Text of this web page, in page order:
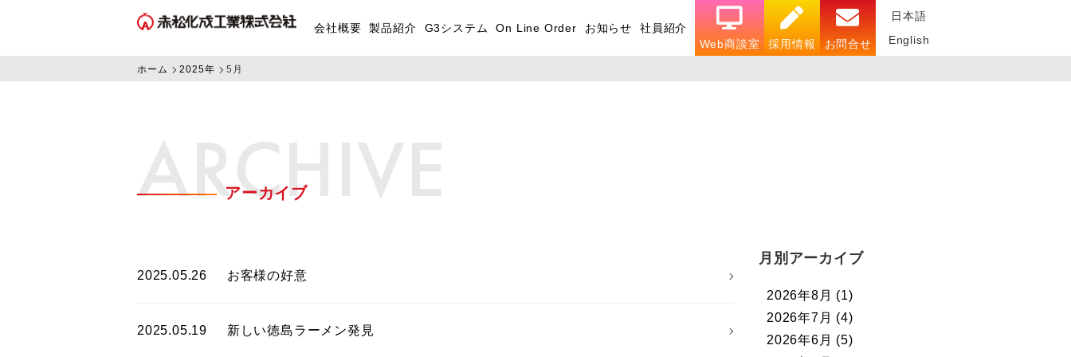
会社概要 製品紹介 G3システム On Line Order お知らせ
社員紹介
Web商談室
採用情報 お問合せ
日本語
English
ホーム 2025年 5月
ARCHIVE
アーカイブ
2025.05.26 お客様の好意
2025.05.19 新しい徳島ラーメン発見
月別アーカイブ
2026年8月 (1)
2026年7月 (4)
2026年6月 (5)